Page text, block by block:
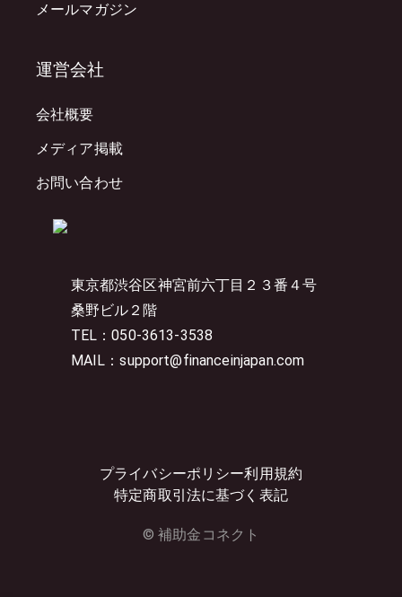
東京都渋谷区神宮前六丁目２３番４号
桑野ビル２階
TEL：050-3613-3538
MAIL：support@financeinjapan.com
プライバシーポリシー利用規約
特定商取引法に基づく表記
© 補助金コネクト
メールマガジン
運営会社
会社概要
メディア掲載
お問い合わせ